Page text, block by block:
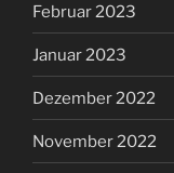
Februar 2023
Januar 2023
Dezember 2022
November 2022